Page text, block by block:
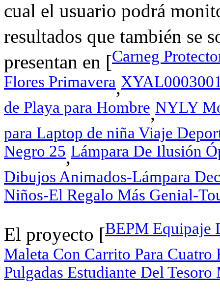
cual el usuario podrá
resultados que también se
presentan en [Carneg
Flores Primavera,
de Playa para Hombre,NYLY
para Laptop de niña Viaje
Negro 25,Lámpara De Ilusión
Dibujos Animados-Lámpara
Niños-El Regalo Más Genial-
El proyecto [BEPM Equipaje
Maleta Con Carrito Para
Pulgadas Estudiante Del